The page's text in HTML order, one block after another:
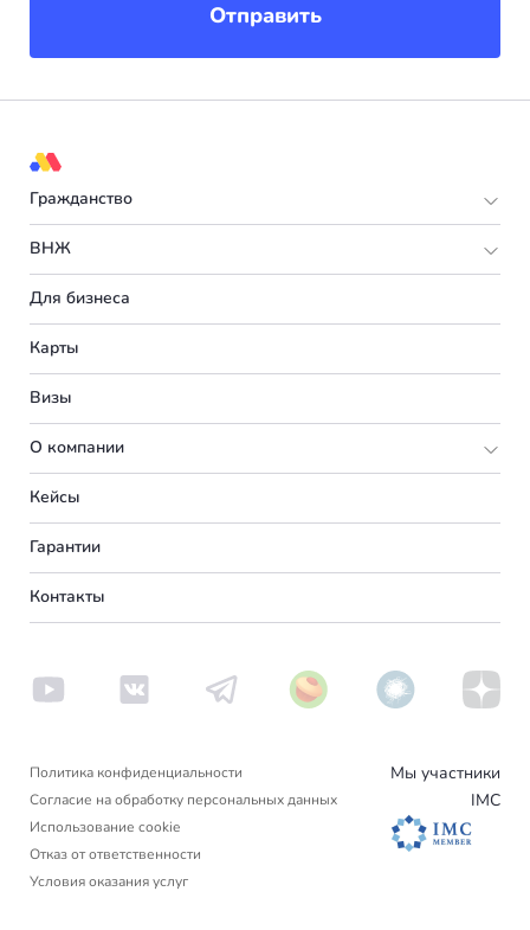
Отправить
Гражданство
Европа
Мальта
Болгария
Германия
Америка
Другие страны
Израиль
Гренада
ВНЖ
Европа
Италия
Испания
Сербия
Турция
Черногория
Нидерланды
Для бизнеса
Карты
Визы
О компании
Подбор программы
Вакансии
О нас
Вебинары
Новости
Блог
Кейсы
Гарантии
Контакты
Политика конфиденциальности
Согласие на обработку персональных данных
Использование cookie
Отказ от ответственности
Условия оказания услуг
Мы участники
IMC